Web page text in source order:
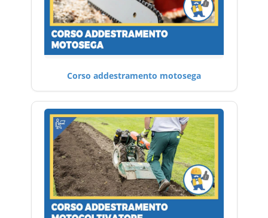
Corso addestramento motosega